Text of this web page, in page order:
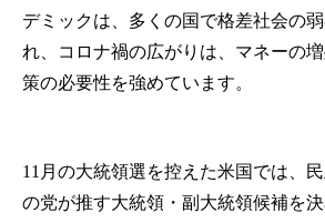
デミックは、多くの国で格差社会の
れ、コロナ禍の広がりは、マネーの
策の必要性を強めています。
11月の大統領選を控えた米国では、
の党が推す大統領・副大統領候補を